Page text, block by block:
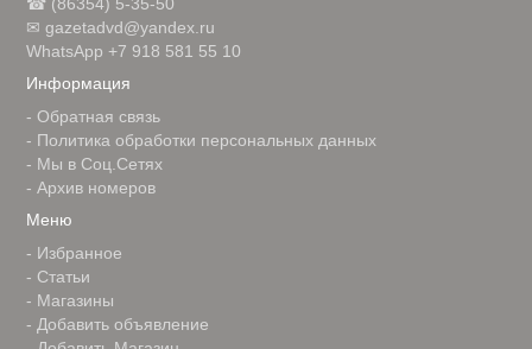
✉ gazetadvd@yandex.ru
WhatsApp +7 918 581 55 10
Информация
- Обратная связь
- Политика обработки персональных данных
- Мы в Соц.Сетях
- Архив номеров
Меню
- Избранное
- Статьи
- Магазины
- Добавить объявление